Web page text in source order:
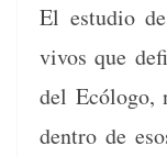
El estu­dio
vivos que
del Ecól­o­go,
den­tro de